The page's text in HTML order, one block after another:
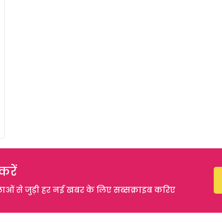
से जुड़ी हर नई खबर के लिए सब्सक्राइब करिए